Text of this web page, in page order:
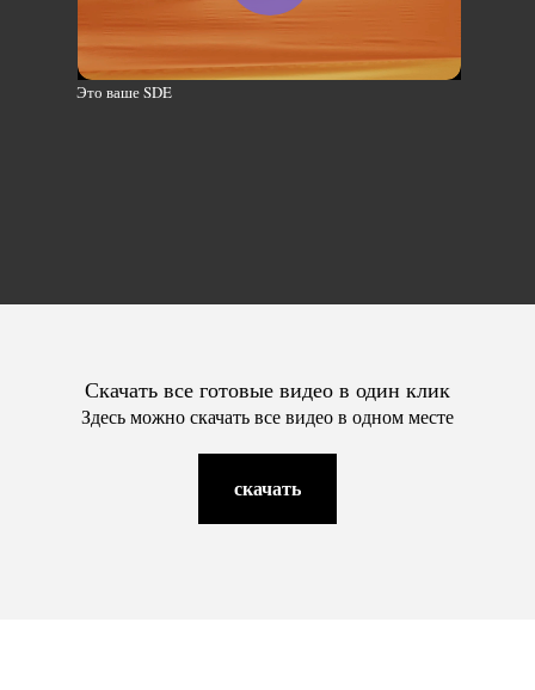
Это ваше SDE
Скачать все готовые видео в один клик
Здесь можно скачать все видео в одном месте
скачать